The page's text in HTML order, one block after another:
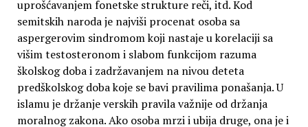
uprošćavanjem fonetske strukture reči, itd. Kod
semitskih naroda je najviši procenat osoba sa
aspergerovim sindromom koji nastaje u korelaciji sa
višim testosteronom i slabom funkcijom razuma
školskog doba i zadržavanjem na nivou deteta
predškolskog doba koje se bavi pravilima ponašanja. U
islamu je držanje verskih pravila važnije od držanja
moralnog zakona. Ako osoba mrzi i ubija druge, ona je i